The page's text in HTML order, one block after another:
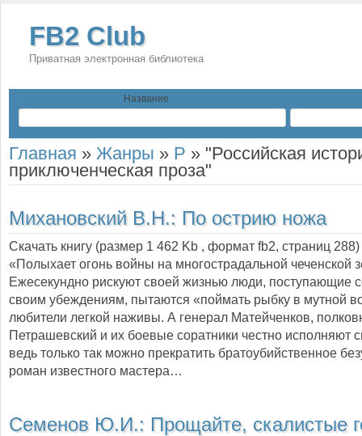
FB2 Club
Приватная электронная библиотека
Название
Главная » Жанры » Р » "Российская
приключенческая проза"
Михановский В.Н.: По острию ножа
Скачать книгу (размер 1 462 Kb , формат fb2, страниц 288
«Полыхает огонь войны на многострадальной чеченской
Ежесекундно рискуют своей жизнью люди, поступающие
своим убеждениям, пытаются «поймать рыбку в мутной
любители легкой наживы. А генерал Матейченков,
Петрашевский и их боевые соратники честно исполняют
ведь только так можно прекратить братоубийственное
роман известного мастера…
Семенов Ю.И.: Прощайте, скалистые